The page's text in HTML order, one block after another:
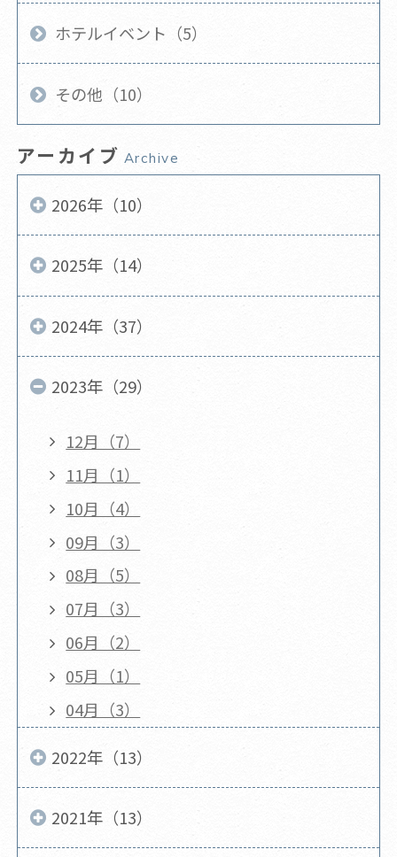
ホテルイベント（5）
その他（10）
アーカイブ Archive
2026年（10）
2025年（14）
2024年（37）
2023年（29）
12月（7）
11月（1）
10月（4）
09月（3）
08月（5）
07月（3）
06月（2）
05月（1）
04月（3）
2022年（13）
2021年（13）